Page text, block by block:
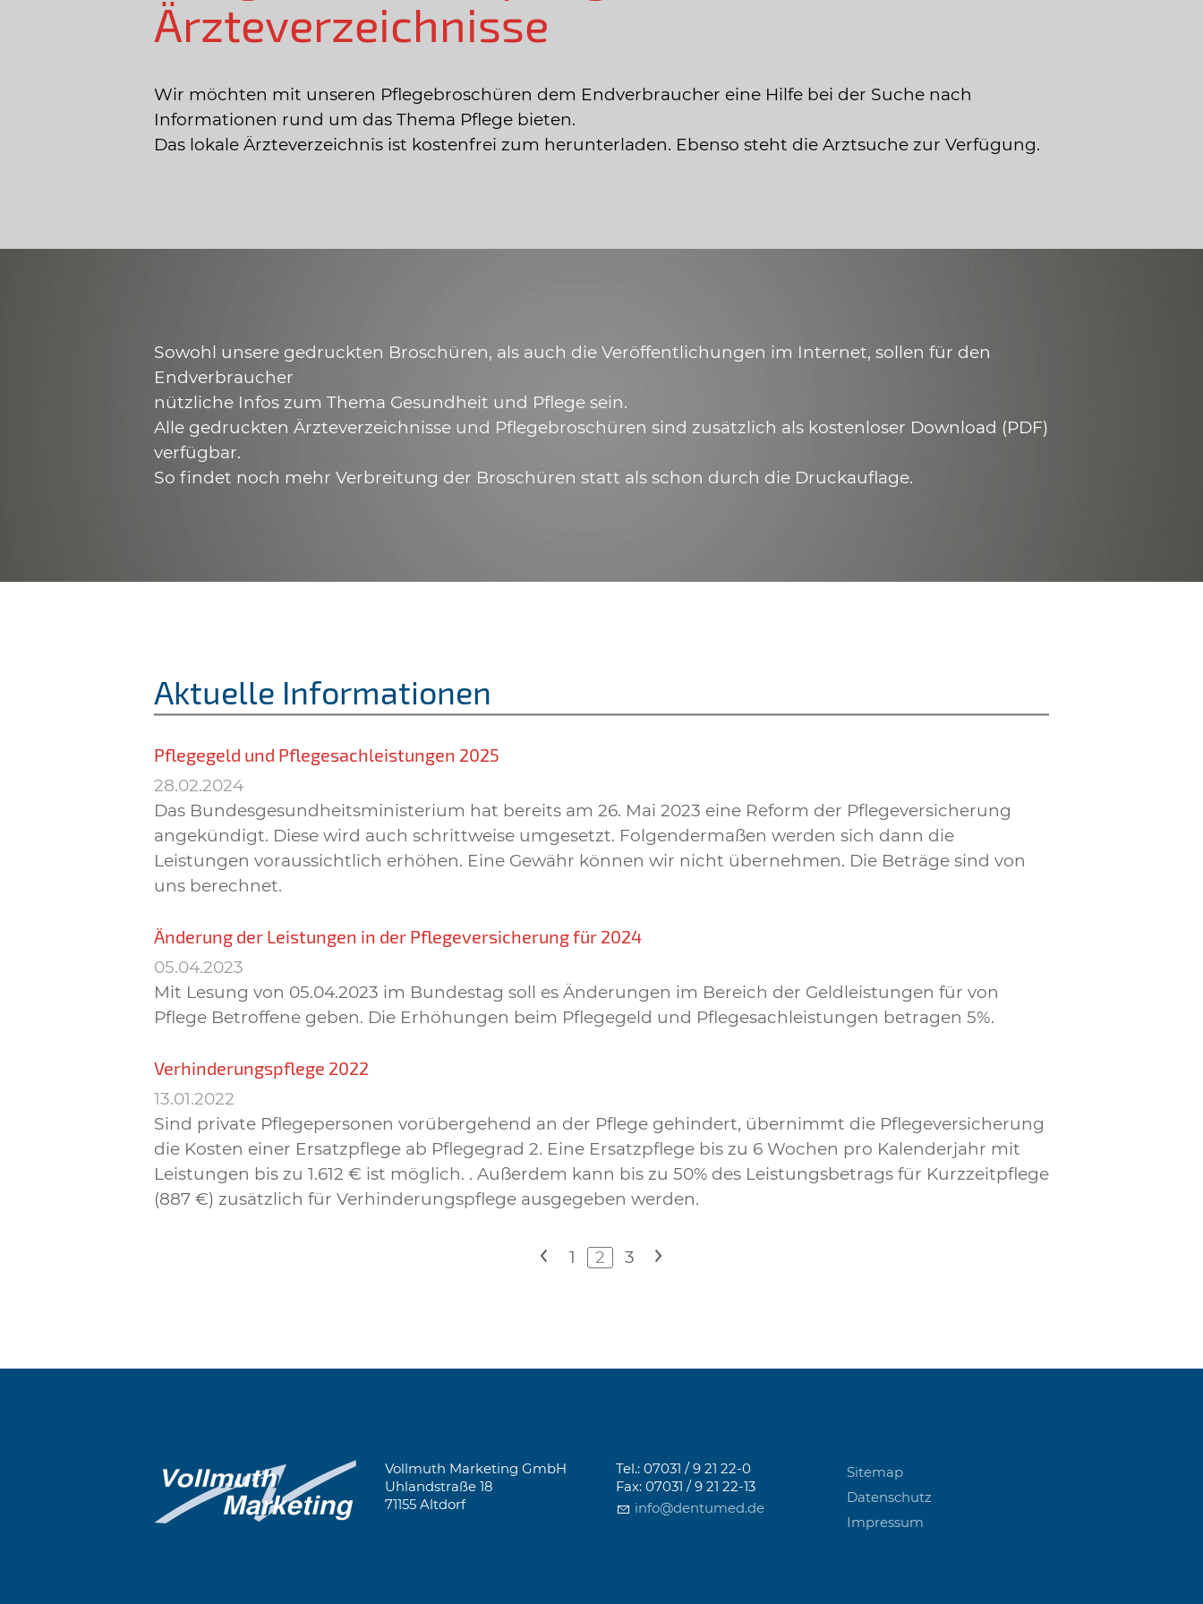
Ärzteverzeichnisse
Wir möchten mit unseren Pflegebroschüren dem Endverbraucher eine Hilfe bei der Suche nach
Informationen rund um das Thema Pflege bieten.
Das lokale Ärzteverzeichnis ist kostenfrei zum herunterladen. Ebenso steht die Arztsuche zur Verfügung.
Sowohl unsere gedruckten Broschüren, als auch die Veröffentlichungen im Internet, sollen für den
Endverbraucher
nützliche Infos zum Thema Gesundheit und Pflege sein.
Alle gedruckten Ärzteverzeichnisse und Pflegebroschüren sind zusätzlich als kostenloser Download (PDF)
verfügbar.
So findet noch mehr Verbreitung der Broschüren statt als schon durch die Druckauflage.
Aktuelle Informationen
Pflegegeld und Pflegesachleistungen 2025
28.02.2024
Das Bundesgesundheitsministerium hat bereits am 26. Mai 2023 eine Reform der Pflegeversicherung
angekündigt. Diese wird auch schrittweise umgesetzt. Folgendermaßen werden sich dann die
Leistungen voraussichtlich erhöhen. Eine Gewähr können wir nicht übernehmen. Die Beträge sind von
uns berechnet.
Änderung der Leistungen in der Pflegeversicherung für 2024
05.04.2023
Mit Lesung von 05.04.2023 im Bundestag soll es Änderungen im Bereich der Geldleistungen für von
Pflege Betroffene geben. Die Erhöhungen beim Pflegegeld und Pflegesachleistungen betragen 5%.
Verhinderungspflege 2022
13.01.2022
Sind private Pflegepersonen vorübergehend an der Pflege gehindert, übernimmt die Pflegeversicherung
die Kosten einer Ersatzpflege ab Pflegegrad 2. Eine Ersatzpflege bis zu 6 Wochen pro Kalenderjahr mit
Leistungen bis zu 1.612 € ist möglich. . Außerdem kann bis zu 50% des Leistungsbetrags für Kurzzeitpflege
(887 €) zusätzlich für Verhinderungspflege ausgegeben werden.
< 1 2 3 >
Vollmuth Marketing GmbH
Uhlandstraße 18
71155 Altdorf
Tel.: 07031 / 9 21 22-0
Fax: 07031 / 9 21 22-13
info@dentumed.de
Sitemap
Datenschutz
Impressum